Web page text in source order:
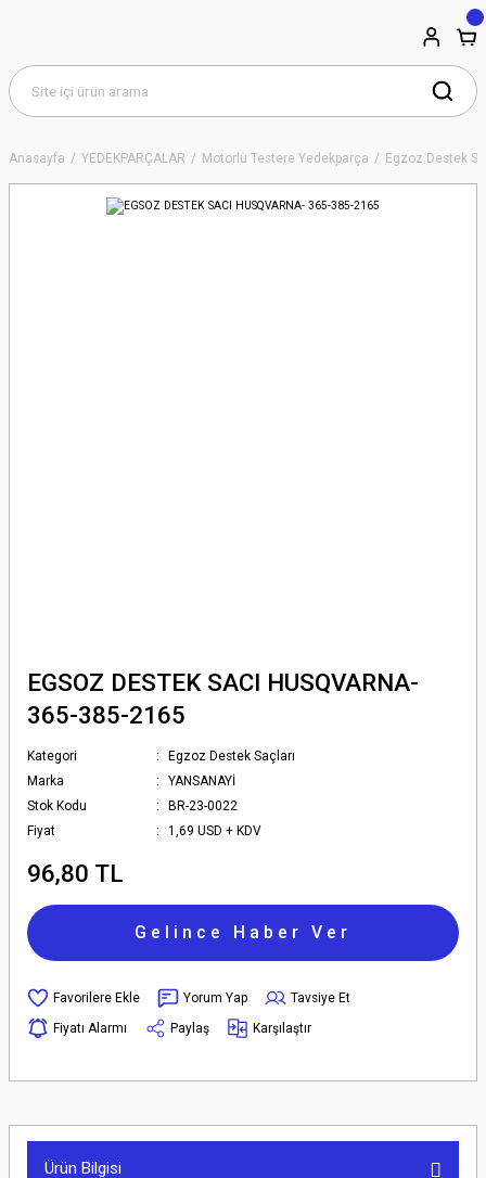
Anasayfa YEDEKPARÇALAR Motorlu Testere Yedekparça Egzoz Destek
EGSOZ DESTEK SACI HUSQVARNA-
365-385-2165
Kategori
Egzoz Destek Saçları
Marka
YANSANAYİ
Stok Kodu
BR-23-0022
Fiyat
1,69 USD + KDV
96,80 TL
Gelince Haber Ver
Yorum Yap
Tavsiye Et
Fiyatı Alarmı
Paylaş Karşılaştır
Ürün Bilgisi